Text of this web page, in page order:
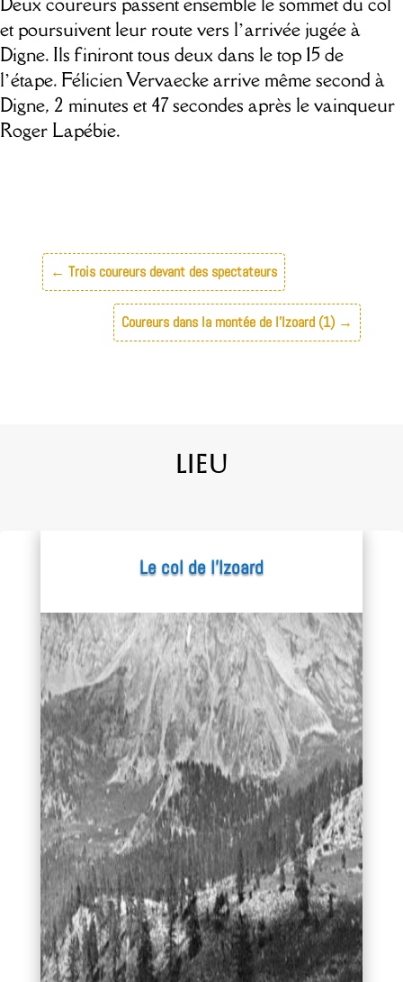
et poursuivent leur route vers l’arrivée jugée à
Digne. Ils finiront tous deux dans le top 15 de
l’étape. Félicien Vervaecke arrive même second à
Digne, 2 minutes et 47 secondes après le vainqueur
Roger Lapébie.
← Trois coureurs devant des spectateurs
Coureurs dans la montée de l'Izoard (1) →
Lieu
Le col de l’Izoard